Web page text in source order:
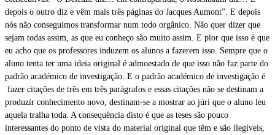
depois o outro diz e vêm mais três páginas do Jacques Aumont”. E depois
nós não conseguimos transformar num todo orgânico. Não quer dizer que
sejam todas assim, as que eu conheço são muito assim. E pior que isso é que
eu acho que os professores induzem os alunos a fazerem isso. Sempre que o
aluno tenta ter uma ideia original é admoestado de que isso não faz parte do
padrão académico de investigação. E o padrão académico de investigação é
fazer citações de três em três parágrafos e essas citações não se destinam a
produzir conhecimento novo, destinam-se a mostrar ao júri que o aluno leu
aquela tralha toda. A consequência disto é que as teses são pouco
interessantes do ponto de vista do material original que têm e são ilegíveis,